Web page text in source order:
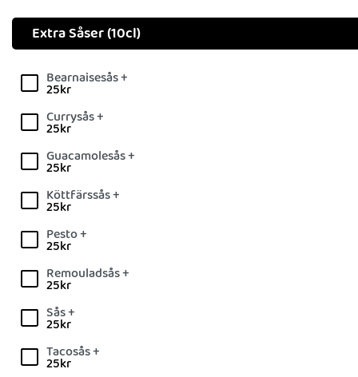
Extra Såser (10cl)
Bearnaisesås +
25kr
Currysås +
25kr
Guacamolesås +
25kr
Köttfärssås +
25kr
Pesto +
25kr
Remouladsås +
25kr
Sås +
25kr
Tacosås +
25kr